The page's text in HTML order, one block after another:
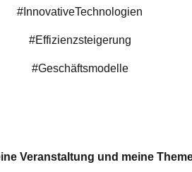
#InnovativeTechnologien
#Effizienzsteigerung
#Geschäftsmodelle
Veranstaltung und meine